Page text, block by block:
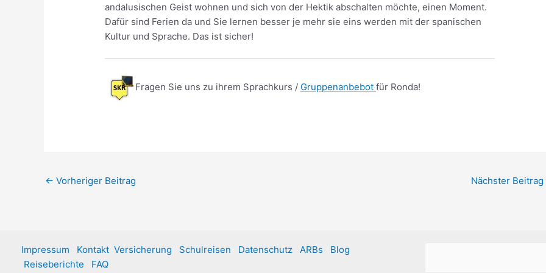
andalusischen Geist wohnen und sich von der Hektik abschalten möchte, einen Moment.
Dafür sind Ferien da und Sie lernen besser je mehr sie eins werden mit der spanischen
Kultur und Sprache. Das ist sicher!
Fragen Sie uns zu ihrem Sprachkurs / Gruppenanbebotfür Ronda!
← Vorheriger Beitrag Nächster Beitrag
Impressum Kontakt Versicherung Schulreisen Datenschutz ARBs
Blog
Reiseberichte
FAQ